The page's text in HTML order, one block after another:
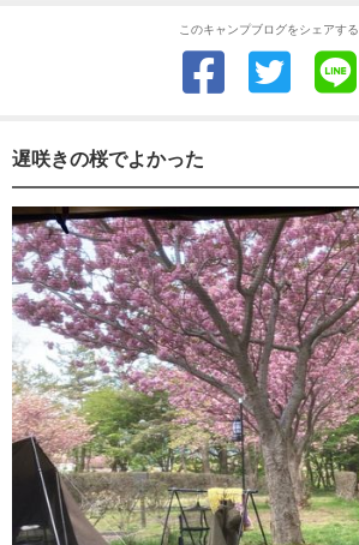
このキャンプブログをシェアする
遅咲きの桜でよかった